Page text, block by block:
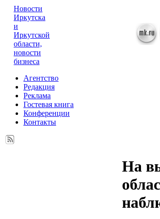
Новости
Иркутска
и
Иркутской
области,
новости
бизнеса
Агентство
Редакция
Реклама
Гостевая книга
Конференции
Контакты
На